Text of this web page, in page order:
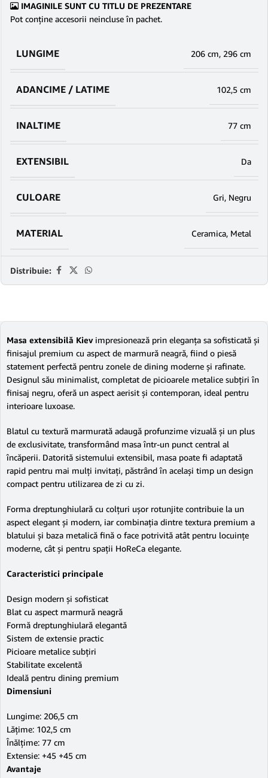
IMAGINILE SUNT CU TITLU DE PREZENTARE
Pot conține accesorii neincluse în pachet.
LUNGIME 206 cm, 296 cm
ADANCIME / LATIME 102,5 cm
INALTIME 77 cm
EXTENSIBIL Da
CULOARE Gri, Negru
MATERIAL Ceramica, Metal
Distribuie:
Masa extensibilă Kievimpresionează prin eleganța sa sofisticată și
finisajul premium cu aspect de marmură neagră, fiind o piesă
statement perfectă pentru zonele de dining moderne și rafinate.
Designul său minimalist, completat de picioarele metalice subțiri în
finisaj negru, oferă un aspect aerisit și contemporan, ideal pentru
interioare luxoase.
Blatul cu textură marmurată adaugă profunzime vizuală și un plus
de exclusivitate, transformând masa într-un punct central al
încăperii. Datorită sistemului extensibil, masa poate fi adaptată
rapid pentru mai mulți invitați, păstrând în același timp un design
compact pentru utilizarea de zi cu zi.
Forma dreptunghiulară cu colțuri ușor rotunjite contribuie la un
aspect elegant și modern, iar combinația dintre textura premium a
blatului și baza metalică fină o face potrivită atât pentru locuințe
moderne, cât și pentru spații HoReCa elegante.
Caracteristici principale
Design modern și sofisticat
Blat cu aspect marmură neagră
Formă dreptunghiulară elegantă
Sistem de extensie practic
Picioare metalice subțiri
Stabilitate excelentă
Ideală pentru dining premium
Dimensiuni
Lungime: 206,5 cm
Lățime: 102,5 cm
Înălțime: 77 cm
Extensie: +45 +45 cm
Avantaje